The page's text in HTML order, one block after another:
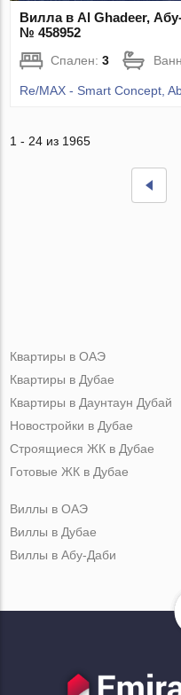
Вилла в Al Ghadeer,
№ 458952
Спален:3
Re/MAX - Smart Concept,
1 - 24 из 1965
Квартиры в ОАЭ
Квартиры в Дубае
Квартиры в Даунтаун Дубай
Новостройки в Дубае
Строящиеся ЖК в Дубае
Готовые ЖК в Дубае
Виллы в ОАЭ
Виллы в Дубае
Виллы в Абу-Даби